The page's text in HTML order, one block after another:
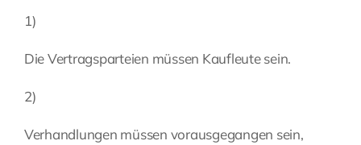
1)
Die Vertragsparteien müssen Kaufleute sein.
2)
Verhandlungen müssen vorausgegangen sein,